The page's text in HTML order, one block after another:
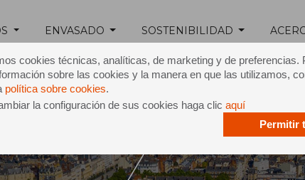
cookies técnicas, analíticas, de marketing y de preferencias.
sobre las cookies y la manera en que las utilizamos,
política sobre cookies.
la configuración de sus cookies haga clic aquí
Permitir
ENVASADO SOSTENIBILIDAD
2025